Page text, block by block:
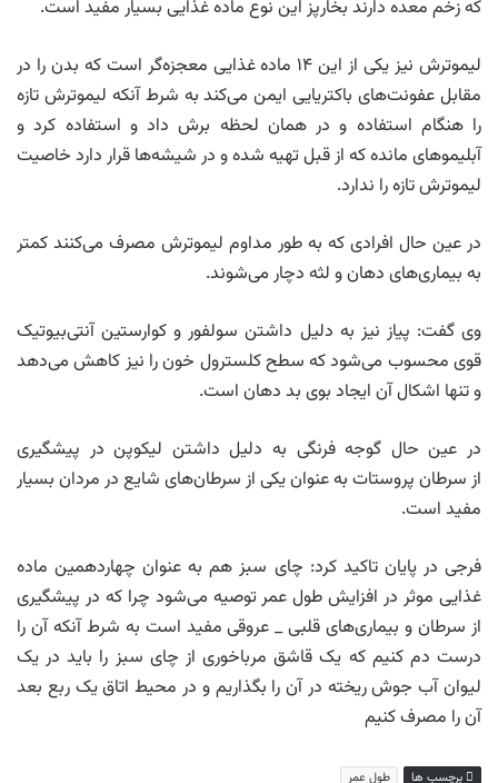
که زخم معده دارند بخار‌پز این نوع ماده غذایی بسیار مفید است.
لیمو‌ترش نیز یکی از این ۱۴ ماده غذایی معجزه‌گر است که بدن را در
مقابل عفونت‌های باکتریایی ایمن می‌کند به شرط آنکه لیمو‌ترش تازه
را هنگام استفاده و در همان لحظه برش داد و استفاده کرد و
آبلیمو‌های مانده که از قبل تهیه شده و در شیشه‌ها قرار دارد خاصیت
لیمو‌ترش تازه را ندارد.
در عین حال افرادی که به طور مداوم لیمو‌ترش مصرف می‌کنند کمتر
به بیماری‌های دهان و لثه دچار می‌شوند.
وی گفت: پیاز نیز به دلیل داشتن سولفور و کوارستین آنتی‌بیوتیک
قوی محسوب می‌شود که سطح کلسترول خون را نیز کاهش می‌دهد
و تنها اشکال آن ایجاد بوی بد دهان است.
در عین حال گوجه فرنگی به دلیل داشتن لیکوپن در پیشگیری
از سرطان پروستات به عنوان یکی از سرطان‌های شایع در مردان بسیار
مفید است.
فرجی در پایان تاکید کرد: چای سبز هم به عنوان چهاردهمین ماده
غذایی موثر در افزایش طول عمر توصیه می‌شود چرا که در پیشگیری
از سرطان و بیماری‌های قلبی _ عروقی مفید است به شرط آنکه آن را
درست دم کنیم که یک قاشق مرباخوری از چای سبز را باید در یک
لیوان آب جوش ریخته در آن را بگذاریم و در محیط اتاق یک ربع بعد
آن را مصرف کنیم
برچسب ها طول عمر